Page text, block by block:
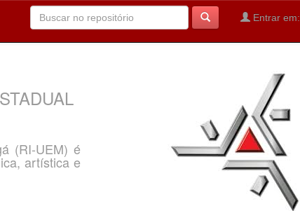
Entrar em:
(RI-UEM) é
artística e